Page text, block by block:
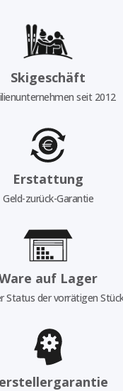
Skigeschäft
seit 2012
Erstattung
Geld-zurück-Garantie
auf Lager
Status der vorrätigen